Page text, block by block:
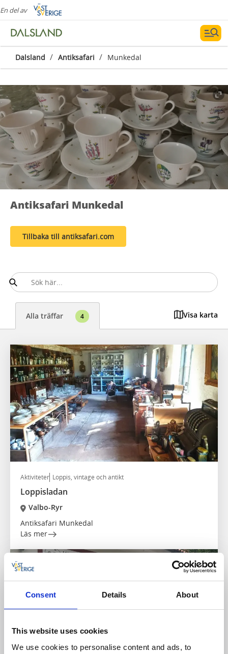
Consent Details About
This website uses cookies
We use cookies to personalise content and ads, to
En del av
Dalsland / Antiksafari / Munkedal
Antiksafari Munkedal
Tillbaka till antiksafari.com
Alla träffar 4 Visa karta
Aktiviteter Loppis, vintage och antikt
Loppisladan
Valbo-Ryr
Antiksafari Munkedal
Läs mer